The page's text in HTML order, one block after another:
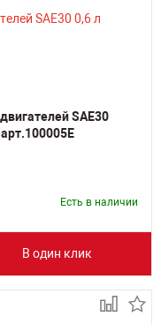
SAE30
Есть в наличии
В один клик